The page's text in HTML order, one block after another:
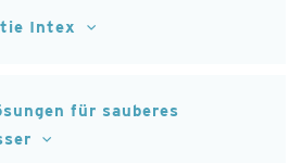
Intex
für sauberes